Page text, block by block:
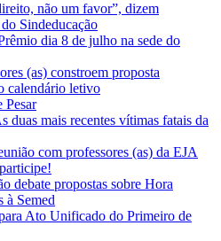
não um favor”, dizem
Sindeducação
dia 8 de julho na sede do
(as) constroem proposta
calendário letivo
Pesar
duas mais recentes vítimas fatais da
com professores (as) da EJA
debate propostas sobre Hora
à Semed
Ato Unificado do Primeiro de